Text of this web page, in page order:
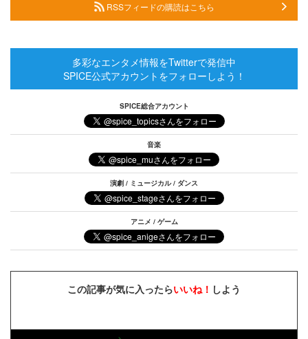
RSSフィードの購読はこちら
多彩なエンタメ情報をTwitterで発信中
SPICE公式アカウントをフォローしよう！
SPICE総合アカウント
音楽
演劇 / ミュージカル / ダンス
アニメ / ゲーム
この記事が気に入ったらいいね！ しよう